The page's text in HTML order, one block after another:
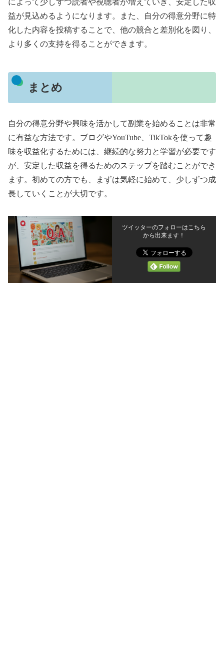
によって少しずつ読者や視聴者が増えていき、安定した収
益が見込めるようになります。また、自分の得意分野に特
化した内容を投稿することで、他の競合と差別化を図り、
より多くの支持を得ることができます。
まとめ
自分の得意分野や興味を活かして副業を始めることは非常
に有益な方法です。ブログやYouTube、TikTokを使って趣
味を収益化するためには、継続的な努力と学習が必要です
が、安定した収益を得るためのステップを踏むことができ
ます。初めての方でも、まずは気軽に始めて、少しずつ成
長していくことが大切です。
ツイッターのフォローはこちら
から出来ます！